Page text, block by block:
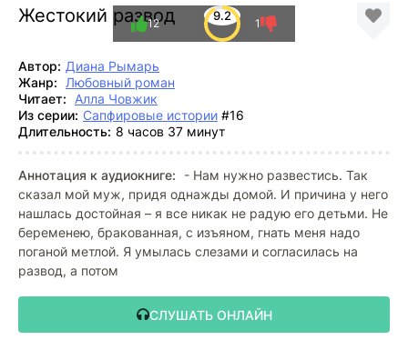
Жестокий развод 9.2
12 1
Автор: Диана Рымарь
Жанр:
Любовный роман
Читает:
Алла Човжик
Из серии: Сапфировые истории #16
Длительность: 8 часов 37 минут
Аннотация к аудиокниге:
- Нам нужно развестись. Так
сказал мой муж, придя однажды домой. И причина у него
нашлась достойная – я все никак не радую его детьми. Не
беременею, бракованная, с изъяном, гнать меня надо
поганой метлой. Я умылась слезами и согласилась на
развод, а потом
СЛУШАТЬ ОНЛАЙН